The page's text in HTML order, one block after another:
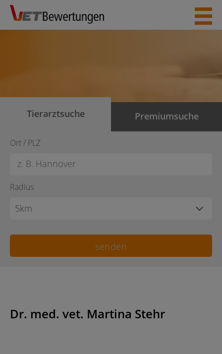
Skip
content
Tierarztsuche Premiumsuche
Ort / PLZ
Radius
Dr. med. vet. Martina Stehr